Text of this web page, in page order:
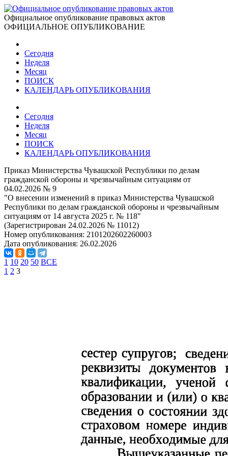
Официальное опубликование правовых актов
ОФИЦИАЛЬНОЕ ОПУБЛИКОВАНИЕ
Сегодня
Неделя
Месяц
ПОИСК
КАЛЕНДАРЬ ОПУБЛИКОВАНИЯ
Сегодня
Неделя
Месяц
ПОИСК
КАЛЕНДАРЬ ОПУБЛИКОВАНИЯ
Приказ Министерства Чувашской Республики по делам
гражданской обороны и чрезвычайным ситуациям от
04.02.2026 № 9
"О внесении изменений в приказ Министерства Чувашской
Республики по делам гражданской обороны и чрезвычайным
ситуациям от 14 августа 2025 г. № 118"
(Зарегистрирован 24.02.2026 № 11012)
Номер опубликования: 2101202602260003
Дата опубликования: 26.02.2026
1 10 20 50 ВСЕ
1 2 3